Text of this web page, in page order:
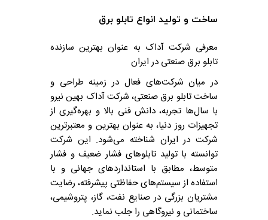
ساخت و تولید انواع تابلو برق
معرفی شرکت آداک به عنوان بهترین سازنده
تابلو برق صنعتی در ایران
در میان شرکت‌های فعال در زمینه طراحی و
ساخت تابلو برق صنعتی، شرکت آداک بهین نیرو
با سال‌ها تجربه، دانش فنی بالا و بهره‌گیری از
تجهیزات روز دنیا، به عنوان بهترین و معتبرترین
شرکت در ایران شناخته می‌شود. این شرکت
توانسته با تولید تابلوهای فشار ضعیف و فشار
متوسط، مطابق با استانداردهای جهانی و با
استفاده از سیستم‌های حفاظتی پیشرفته، رضایت
مشتریان بزرگی در صنایع نفت، گاز، پتروشیمی،
ساختمانی و نیروگاهی را جلب نماید.